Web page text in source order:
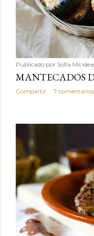
Publicado por Sofía Mil
MANTECADOS
Compartir 7 comentarios